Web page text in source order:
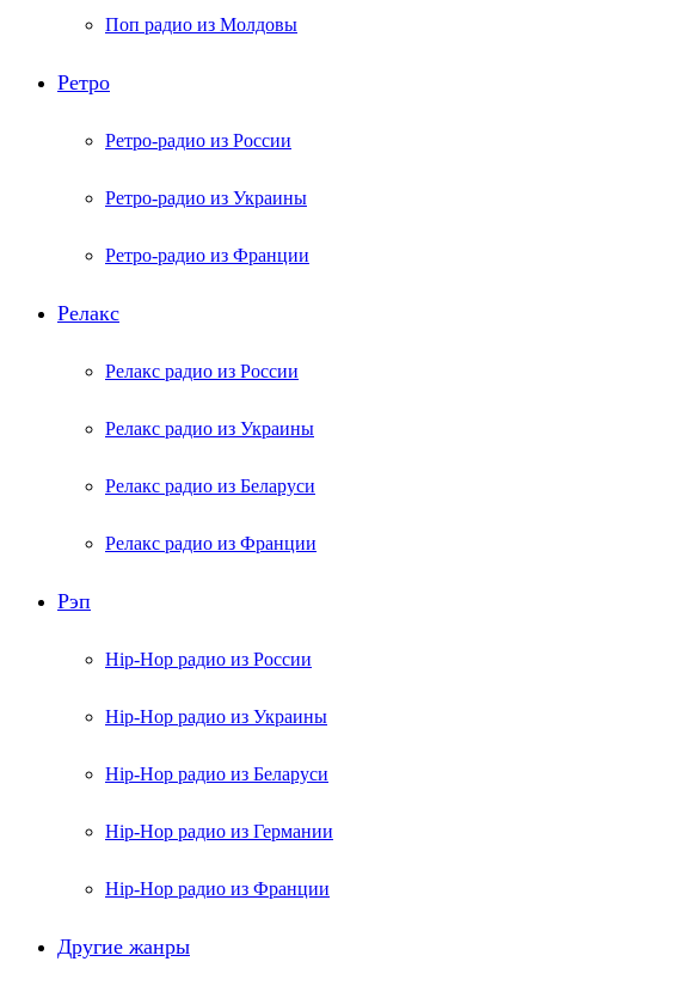
Поп радио из Молдовы
Ретро
Ретро-радио из России
Ретро-радио из Украины
Ретро-радио из Франции
Релакс
Релакс радио из России
Релакс радио из Украины
Релакс радио из Беларуси
Релакс радио из Франции
Рэп
Hip-Hop радио из России
Hip-Hop радио из Украины
Hip-Hop радио из Беларуси
Hip-Hop радио из Германии
Hip-Hop радио из Франции
Другие жанры